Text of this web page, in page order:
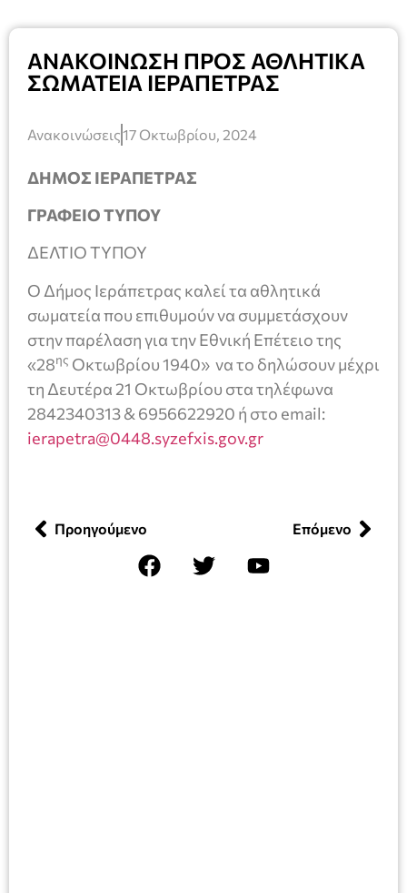
ΑΝΑΚΟΙΝΩΣΗ ΠΡΟΣ ΑΘΛΗΤΙΚΑ
ΣΩΜΑΤΕΙΑ ΙΕΡΑΠΕΤΡΑΣ
Ανακοινώσεις17 Οκτωβρίου, 2024
ΔΗΜΟΣ ΙΕΡΑΠΕΤΡΑΣ
ΓΡΑΦΕΙΟ ΤΥΠΟΥ
ΔΕΛΤΙΟ ΤΥΠΟΥ
Ο Δήμος Ιεράπετρας καλεί τα αθλητικά
σωματεία που επιθυμούν να συμμετάσχουν
στην παρέλαση για την Εθνική Επέτειο της
«28ης Οκτωβρίου 1940» να το δηλώσουν μέχρι
τη Δευτέρα 21 Οκτωβρίου στα τηλέφωνα
2842340313 & 6956622920 ή στο email:
ierapetra@0448.syzefxis.gov.gr
Προηγούμενο Επόμενο